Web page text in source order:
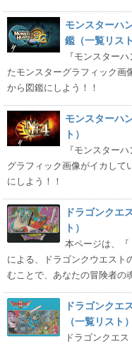
モンスターハ
鑑（一覧リスト
『モンスター
たモンスターグラフィック画
から図鑑にしよう！！
モンスターハ
ト）
『モンスター
グラフィック画像がイカして
にしよう！！
ドラゴンクエ
ト）
本ページは、『
による、ドラゴンクウエスト
むことで、あなたの冒険者の
ドラゴンクエ
（一覧リスト）
ドラゴンクエ